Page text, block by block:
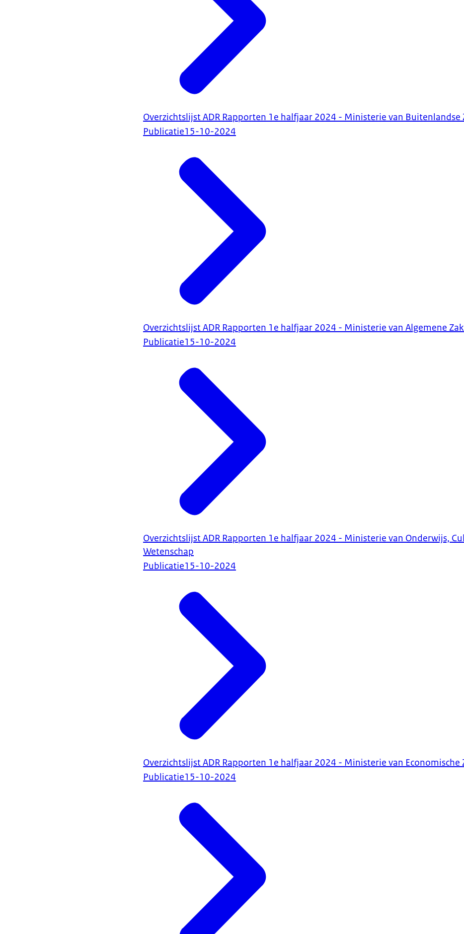
Overzichtslijst ADR Rapporten 1e halfjaar 2024 - Ministerie van Buitenlandse
Publicatie15-10-2024
Overzichtslijst ADR Rapporten 1e halfjaar 2024 - Ministerie van Algemene
Publicatie15-10-2024
Overzichtslijst ADR Rapporten 1e halfjaar 2024 - Ministerie van Onderwijs,
Wetenschap
Publicatie15-10-2024
Overzichtslijst ADR Rapporten 1e halfjaar 2024 - Ministerie van Economische
Publicatie15-10-2024